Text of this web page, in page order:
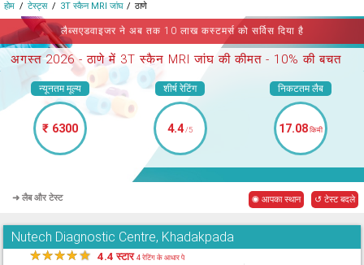
होम टेस्ट्स 3T स्कैन MRI जांघ ठाणे
लैब्सएडवाइजर ने अब तक 10 लाख कस्टमर्स को सर्विस दिया है
अगस्त 2026 -ठाणे में 3T स्कैन MRI जांघ की कीमत - 10% की बचत
न्यूनतम मूल्य
₹ 6300
शीर्ष रेटिंग
4.4/5
निकटतम लैब
17.08किमी
➜ लैब और टेस्ट ◉ आपका स्थान ↺ टेस्ट बदले
Nutech Diagnostic Centre, Khadakpada
★★★★★ 4.4 स्टार4 रेटिंग के आधार पे